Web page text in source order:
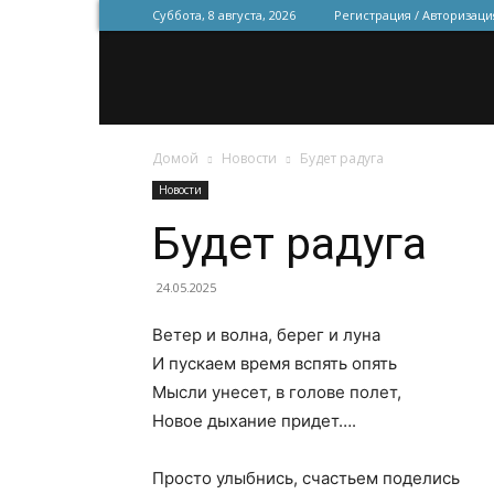
Суббота, 8 августа, 2026 Регистрация /
Домой Новости Будет радуга
Новости
Будет радуга
24.05.2025
Ветер и волна, берег и луна
И пускаем время вспять опять
Мысли унесет, в голове полет,
Новое дыхание придет….
Просто улыбнись, счастьем поделись